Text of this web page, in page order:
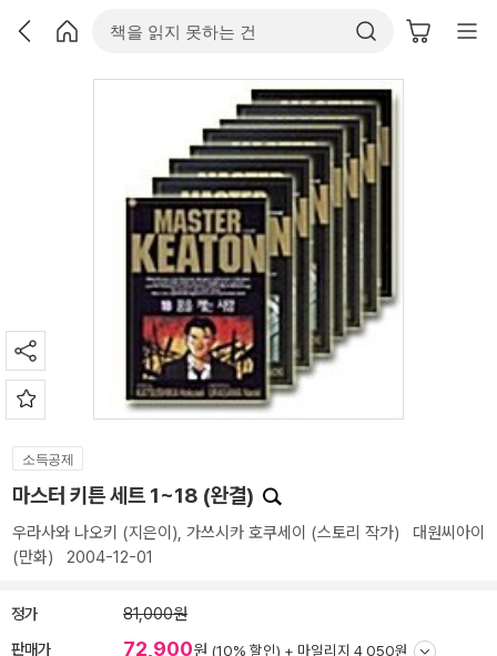
소득공제
마스터 키튼 세트 1~18 (완결)
우라사와 나오키 (지은이), 가쓰시카 호쿠세이 (스토리 작가) 대원씨아이
(만화) 2004-12-01
정가 81,000원
판매가 72,900원 (10% 할인) + 마일리지 4,050원